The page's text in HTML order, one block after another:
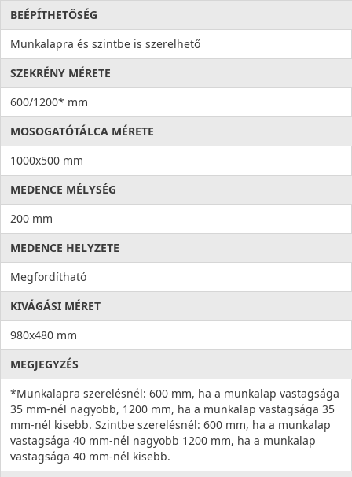
BEÉPÍTHETŐSÉG
Munkalapra és szintbe is szerelhető
SZEKRÉNY MÉRETE
600/1200* mm
MOSOGATÓTÁLCA MÉRETE
1000x500 mm
MEDENCE MÉLYSÉG
200 mm
MEDENCE HELYZETE
Megfordítható
KIVÁGÁSI MÉRET
980x480 mm
MEGJEGYZÉS
*Munkalapra szerelésnél: 600 mm, ha a munkalap vastagsága
35 mm-nél nagyobb, 1200 mm, ha a munkalap vastagsága 35
mm-nél kisebb. Szintbe szerelésnél: 600 mm, ha a munkalap
vastagsága 40 mm-nél nagyobb 1200 mm, ha a munkalap
vastagsága 40 mm-nél kisebb.